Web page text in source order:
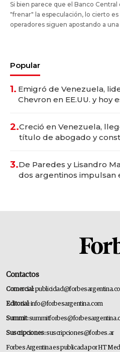
Si bien parece que el Banco Central
"frenar" la especulación, lo cierto
operadores siguen apostando a
Popular
1. Emigró de Venezuela,
Chevron en EE.UU. y hoy
2.Creció en Venezuela,
título de abogado y
3.De Paredes y Lisandro
dos argentinos impulsan
Contactos
Comercial:
Editorial:info@forbesargentina.com
Summit:
Suscripciones:suscripciones@forbes.ar
Forbes Argentina es publicada por HT